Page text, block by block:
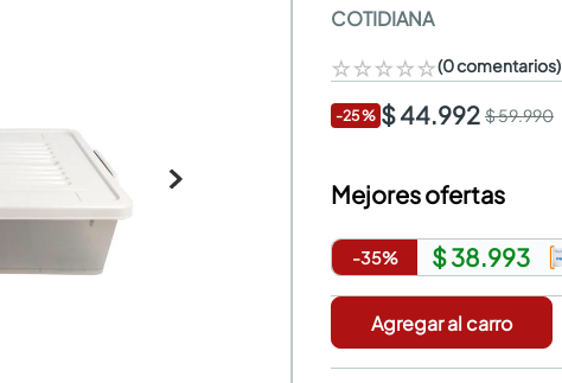
COTIDIANA
☆☆☆☆☆(0 comentarios)
-25% $ 44.992 $ 59.990
Mejores ofertas
-35% $ 38.993
Agregar al carro